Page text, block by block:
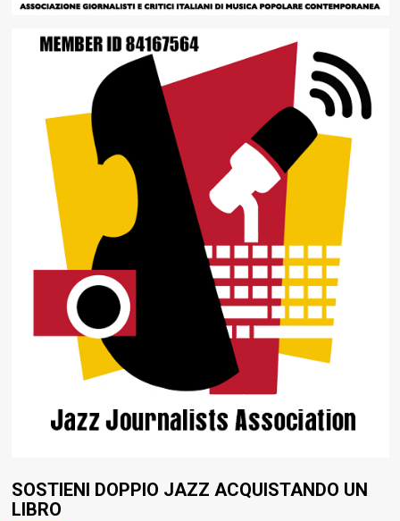
SOSTIENI DOPPIO JAZZ ACQUISTANDO UN
LIBRO